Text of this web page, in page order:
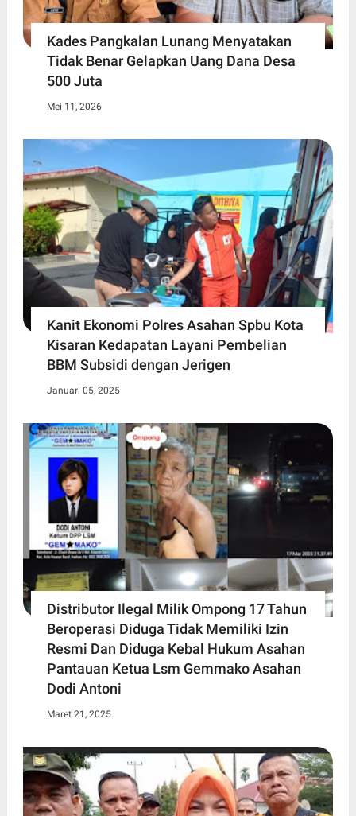
Kades Pangkalan Lunang Menyatakan
Tidak Benar Gelapkan Uang Dana Desa
500 Juta
Mei 11, 2026
Kanit Ekonomi Polres Asahan Spbu Kota
Kisaran Kedapatan Layani Pembelian
BBM Subsidi dengan Jerigen
Januari 05, 2025
Distributor Ilegal Milik Ompong 17 Tahun
Beroperasi Diduga Tidak Memiliki Izin
Resmi Dan Diduga Kebal Hukum Asahan
Pantauan Ketua Lsm Gemmako Asahan
Dodi Antoni
Maret 21, 2025